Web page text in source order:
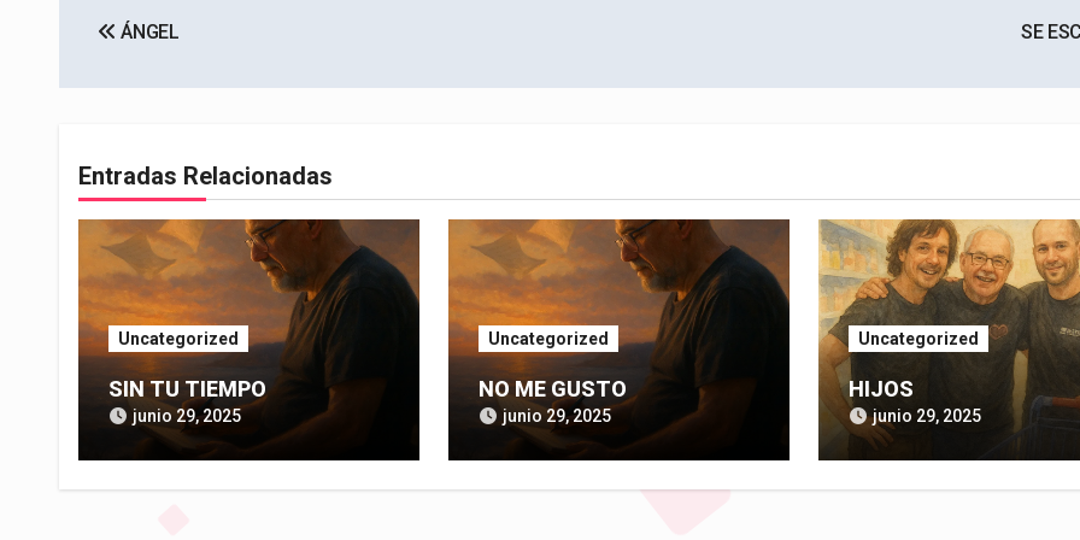
de
entradas
ÁNGEL SE
Entradas Relacionadas
Uncategorized
SIN TU TIEMPO
junio 29, 2025
Uncategorized
NO ME GUSTO
junio 29, 2025
Uncategorized
HIJOS
junio 29, 2025